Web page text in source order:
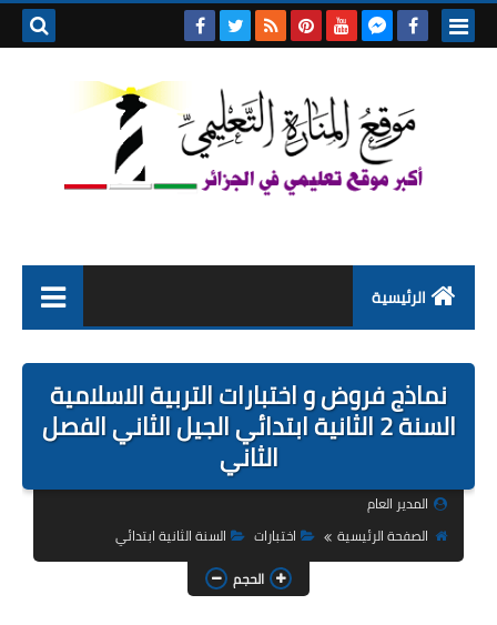
الرئيسية
التربية التحضيرية
السنة الاولى ابتدائي
السنة الثالثة ابتدائي
نماذج فروض و اختبارات التربية الاسلامية
السنة 2 الثانية ابتدائي الجيل الثاني الفصل
الثاني
المدير العام
الصفحة الرئيسية
اختبارات
السنة الثانية ابتدائي
الحجم